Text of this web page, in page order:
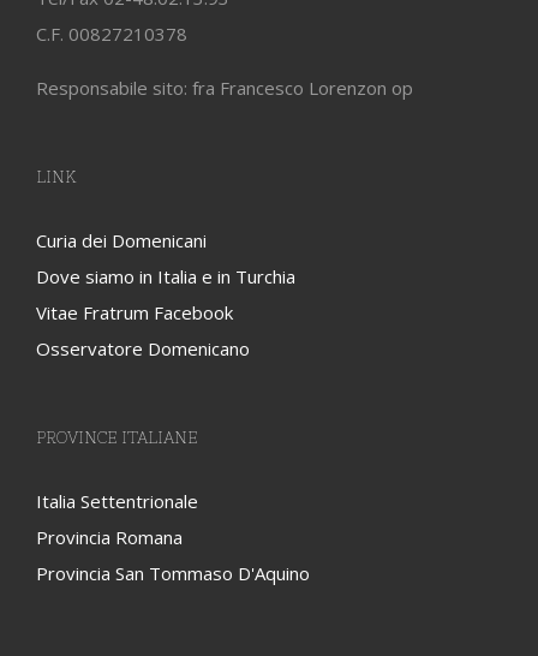
C.F. 00827210378
Responsabile sito: fra Francesco Lorenzon op
LINK
Curia dei Domenicani
Dove siamo in Italia e in Turchia
Vitae Fratrum Facebook
Osservatore Domenicano
PROVINCE ITALIANE
Italia Settentrionale
Provincia Romana
Provincia San Tommaso D'Aquino